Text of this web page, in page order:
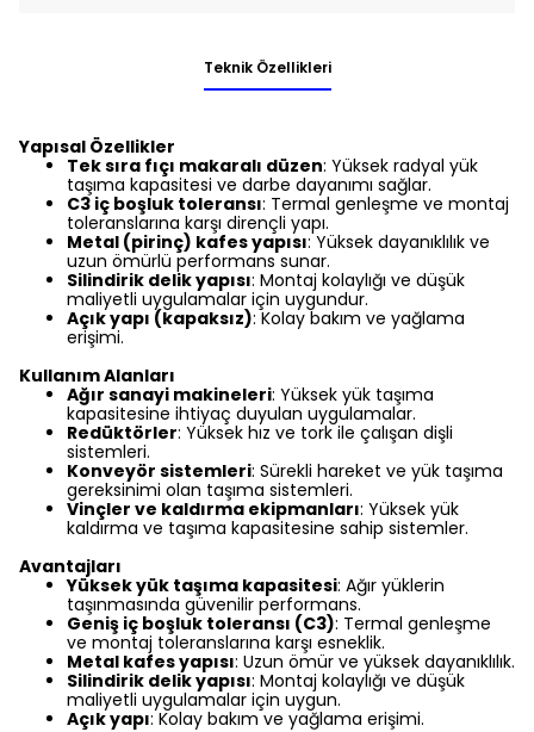
Teknik Özellikleri
Yapısal Özellikler
Tek sıra fıçı makaralı düzen: Yüksek radyal yük
taşıma kapasitesi ve darbe dayanımı sağlar.
C3 iç boşluk toleransı: Termal genleşme ve montaj
toleranslarına karşı dirençli yapı.
Metal (pirinç) kafes yapısı: Yüksek dayanıklılık ve
uzun ömürlü performans sunar.
Silindirik delik yapısı: Montaj kolaylığı ve düşük
maliyetli uygulamalar için uygundur.
Açık yapı (kapaksız): Kolay bakım ve yağlama
erişimi.
Kullanım Alanları
Ağır sanayi makineleri: Yüksek yük taşıma
kapasitesine ihtiyaç duyulan uygulamalar.
Redüktörler: Yüksek hız ve tork ile çalışan dişli
sistemleri.
Konveyör sistemleri: Sürekli hareket ve yük taşıma
gereksinimi olan taşıma sistemleri.
Vinçler ve kaldırma ekipmanları: Yüksek yük
kaldırma ve taşıma kapasitesine sahip sistemler.
Avantajları
Yüksek yük taşıma kapasitesi: Ağır yüklerin
taşınmasında güvenilir performans.
Geniş iç boşluk toleransı (C3): Termal genleşme
ve montaj toleranslarına karşı esneklik.
Metal kafes yapısı: Uzun ömür ve yüksek dayanıklılık.
Silindirik delik yapısı: Montaj kolaylığı ve düşük
maliyetli uygulamalar için uygun.
Açık yapı: Kolay bakım ve yağlama erişimi.